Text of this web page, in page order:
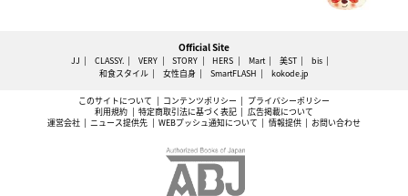
Official Site
JJ CLASSY. VERY STORY HERS Mart 美ST
bis
和食スタイル
女性自身 SmartFLASH kokode.jp
このサイトについて コンテンツポリシー
プライバシーポリシー
利用規約
特定商取引法に基づく表記
広告掲載について
運営会社
ニュース提供先 WEBプッシュ通知について 情報提供 お問い合わせ